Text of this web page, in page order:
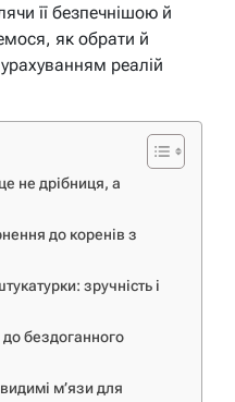
її безпечнішою й
як обрати й
реалій
не дрібниця, а
до коренів з
зручність і
бездоганного
м’язи для